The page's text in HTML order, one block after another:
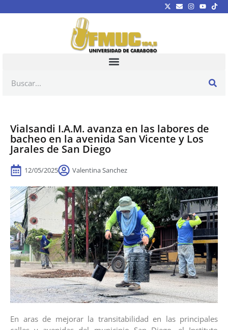
Vialsandi I.A.M. avanza en las labores de
bacheo en la avenida San Vicente y Los
Jarales de San Diego
12/05/2025 Valentina Sanchez
En aras de mejorar la transitabilidad en las principales